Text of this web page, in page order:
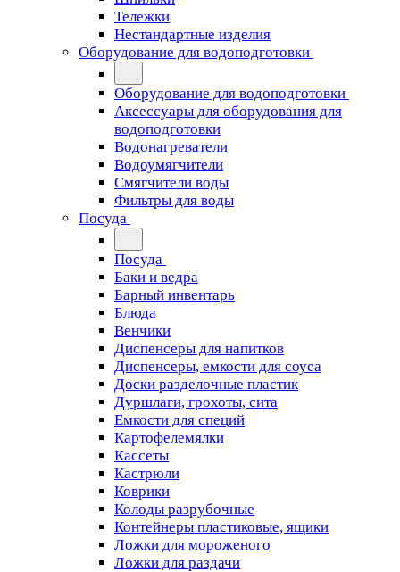
Тележки
Нестандартные изделия
Оборудование для водоподготовки
Оборудование для водоподготовки
Аксессуары для оборудования для
водоподготовки
Водонагреватели
Водоумягчители
Смягчители воды
Фильтры для воды
Посуда
Посуда
Баки и ведра
Барный инвентарь
Блюда
Венчики
Диспенсеры для напитков
Диспенсеры, емкости для соуса
Доски разделочные пластик
Дуршлаги, грохоты, сита
Емкости для специй
Картофелемялки
Кассеты
Кастрюли
Коврики
Колоды разрубочные
Контейнеры пластиковые, ящики
Ложки для мороженого
Ложки для раздачи